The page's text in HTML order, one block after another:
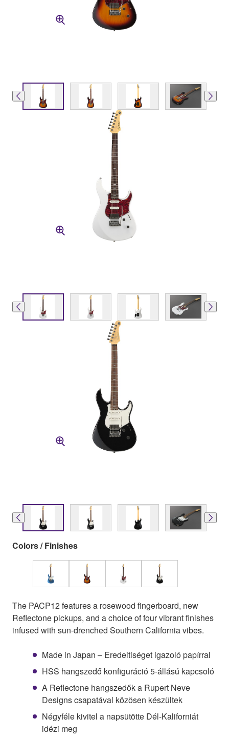
Colors / Finishes
The PACP12 features a rosewood fingerboard, new
Reflectone pickups, and a choice of four vibrant finishes
infused with sun-drenched Southern California vibes.
Made in Japan – Eredeitiséget igazoló papírral
HSS hangszedő konfiguráció 5-állású kapcsoló
A Reflectone hangszedők a Rupert Neve
Designs csapatával közösen készültek
Négyféle kivitel a napsütötte Dél-Kaliforniát
idézi meg